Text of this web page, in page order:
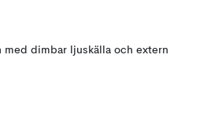
med dimbar ljuskälla och extern